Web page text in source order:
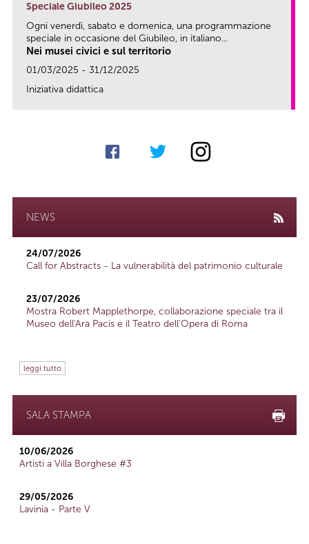
Speciale Giubileo 2025
Ogni venerdì, sabato e domenica, una programmazione
speciale in occasione del Giubileo, in italiano...
Nei musei civici e sul territorio
01/03/2025 - 31/12/2025
Iniziativa didattica
NEWS
24/07/2026
Call for Abstracts - La vulnerabilità del patrimonio culturale
23/07/2026
Mostra Robert Mapplethorpe, collaborazione speciale tra il
Museo dell'Ara Pacis e il Teatro dell'Opera di Roma
leggi tutto
SALA STAMPA
10/06/2026
Artisti a Villa Borghese #3
29/05/2026
Lavinia - Parte V